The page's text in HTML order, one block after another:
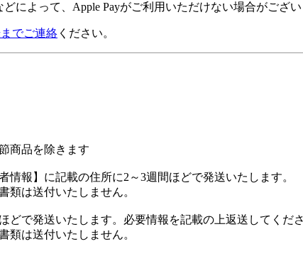
によって、Apple Payがご利用いただけない場合がござい
でご連絡 ください。
商品を除きます
報】に記載の住所に2～3週間ほどで発送いたします。
は送付いたしません。
どで発送いたします。必要情報を記載の上返送してくださ
は送付いたしません。